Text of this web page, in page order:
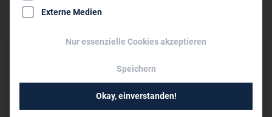
Digital Signage, Konferenz- und Beschallungstechnik,
u.a.
Externe Medien
Nur essenzielle Cookies akzeptieren
Speichern
Okay, einverstanden!